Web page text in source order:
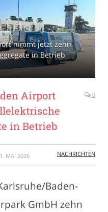
nimmt jetzt zehn
in Betrieb
Airport
in Betrieb
0
MAI 2026 NACHRICHTEN
Baden-
GmbH zehn